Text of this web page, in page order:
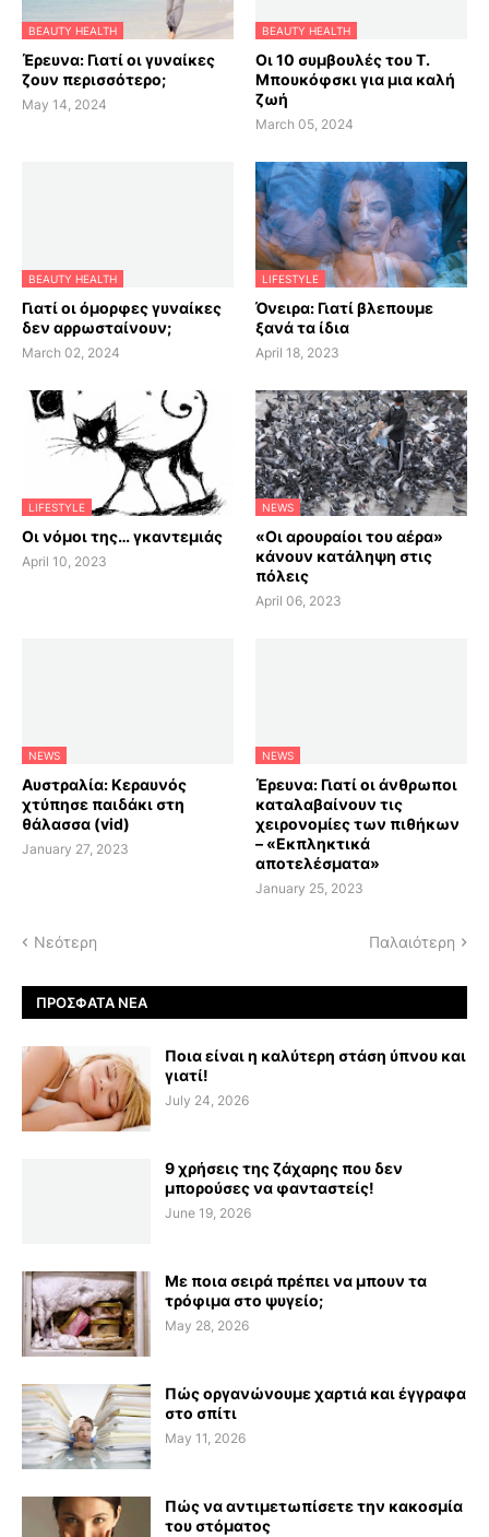
BEAUTY HEALTH
Έρευνα: Γιατί οι γυναίκες
ζουν περισσότερο;
May 14, 2024
BEAUTY HEALTH
Οι 10 συμβουλές του Τ.
Μπουκόφσκι για μια καλή
ζωή
March 05, 2024
BEAUTY HEALTH
Γιατί οι όμορφες γυναίκες
δεν αρρωσταίνουν;
March 02, 2024
LIFESTYLE
Όνειρα: Γιατί βλεπουμε
ξανά τα ίδια
April 18, 2023
LIFESTYLE
Οι νόμοι της… γκαντεμιάς
April 10, 2023
NEWS
«Οι αρουραίοι του αέρα»
κάνουν κατάληψη στις
πόλεις
April 06, 2023
NEWS
Αυστραλία: Κεραυνός
χτύπησε παιδάκι στη
θάλασσα (vid)
January 27, 2023
NEWS
Έρευνα: Γιατί οι άνθρωποι
καταλαβαίνουν τις
χειρονομίες των πιθήκων
– «Εκπληκτικά
αποτελέσματα»
January 25, 2023
Νεότερη Παλαιότερη
ΠΡΌΣΦΑΤΑ ΝΈΑ
Ποια είναι η καλύτερη στάση ύπνου και
γιατί!
July 24, 2026
9 χρήσεις της ζάχαρης που δεν
μπορούσες να φανταστείς!
June 19, 2026
Με ποια σειρά πρέπει να μπουν τα
τρόφιμα στο ψυγείο;
May 28, 2026
Πώς οργανώνουμε χαρτιά και έγγραφα
στο σπίτι
May 11, 2026
Πώς να αντιμετωπίσετε την κακοσμία
του στόματος